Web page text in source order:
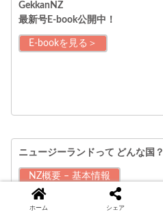
GekkanNZ
最新号E-book公開中！
E-bookを見る＞
ニュージーランドって どんな国？
NZ概要 – 基本情報
はこちら＞＞
ホーム シェア